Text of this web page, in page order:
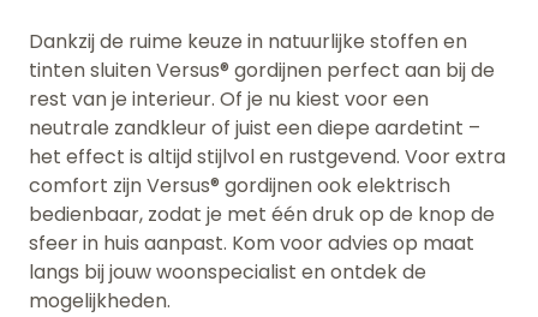
Dankzij de ruime keuze in natuurlijke stoffen en
tinten sluiten Versus® gordijnen perfect aan bij de
rest van je interieur. Of je nu kiest voor een
neutrale zandkleur of juist een diepe aardetint –
het effect is altijd stijlvol en rustgevend. Voor extra
comfort zijn Versus® gordijnen ook elektrisch
bedienbaar, zodat je met één druk op de knop de
sfeer in huis aanpast. Kom voor advies op maat
langs bij jouw woonspecialist en ontdek de
mogelijkheden.